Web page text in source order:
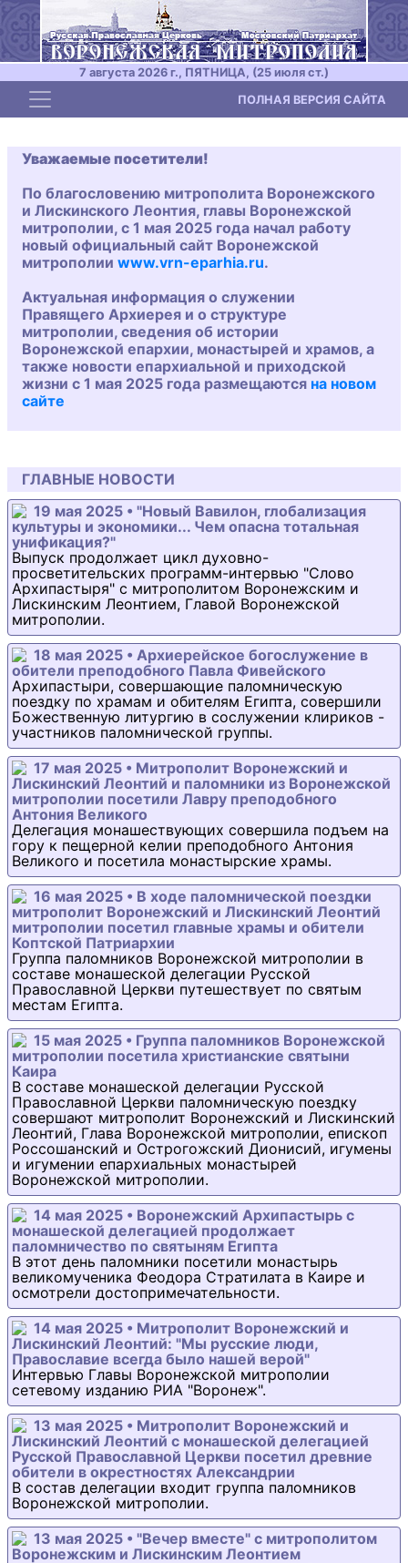
7 августа 2026 г., ПЯТНИЦА, (25 июля ст.)
Toggle navigation ПОЛНАЯ ВЕРСИЯ САЙТА
Уважаемые посетители!
По благословению митрополита Воронежского
и Лискинского Леонтия, главы Воронежской
митрополии, с 1 мая 2025 года начал работу
новый официальный сайт Воронежской
митрополии www.vrn-eparhia.ru.
Актуальная информация о служении
Правящего Архиерея и о структуре
митрополии, сведения об истории
Воронежской епархии, монастырей и храмов, а
также новости епархиальной и приходской
жизни с 1 мая 2025 года размещаются на новом
сайте
ГЛАВНЫЕ НОВОСТИ
19 мая 2025 • "Новый Вавилон, глобализация
культуры и экономики... Чем опасна тотальная
унификация?"
Выпуск продолжает цикл духовно-
просветительских программ-интервью "Слово
Архипастыря" с митрополитом Воронежским и
Лискинским Леонтием, Главой Воронежской
митрополии.
18 мая 2025 • Архиерейское богослужение в
обители преподобного Павла Фивейского
Архипастыри, совершающие паломническую
поездку по храмам и обителям Египта, совершили
Божественную литургию в сослужении клириков -
участников паломнической группы.
17 мая 2025 • Митрополит Воронежский и
Лискинский Леонтий и паломники из Воронежской
митрополии посетили Лавру преподобного
Антония Великого
Делегация монашествующих совершила подъем на
гору к пещерной келии преподобного Антония
Великого и посетила монастырские храмы.
16 мая 2025 • В ходе паломнической поездки
митрополит Воронежский и Лискинский Леонтий
митрополии посетил главные храмы и обители
Коптской Патриархии
Группа паломников Воронежской митрополии в
составе монашеской делегации Русской
Православной Церкви путешествует по святым
местам Египта.
15 мая 2025 • Группа паломников Воронежской
митрополии посетила христианские святыни
Каира
В составе монашеской делегации Русской
Православной Церкви паломническую поездку
совершают митрополит Воронежский и Лискинский
Леонтий, Глава Воронежской митрополии, епископ
Россошанский и Острогожский Дионисий, игумены
и игумении епархиальных монастырей
Воронежской митрополии.
14 мая 2025 • Воронежский Архипастырь с
монашеской делегацией продолжает
паломничество по святыням Египта
В этот день паломники посетили монастырь
великомученика Феодора Стратилата в Каире и
осмотрели достопримечательности.
14 мая 2025 • Митрополит Воронежский и
Лискинский Леонтий: "Мы русские люди,
Православие всегда было нашей верой"
Интервью Главы Воронежской митрополии
сетевому изданию РИА "Воронеж".
13 мая 2025 • Митрополит Воронежский и
Лискинский Леонтий с монашеской делегацией
Русской Православной Церкви посетил древние
обители в окрестностях Александрии
В состав делегации входит группа паломников
Воронежской митрополии.
13 мая 2025 • "Вечер вместе" с митрополитом
Воронежским и Лискинским Леонтием